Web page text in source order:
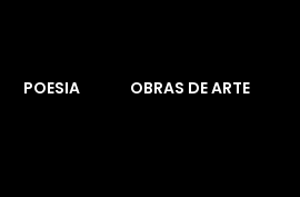
POESIA OBRAS DE ARTE